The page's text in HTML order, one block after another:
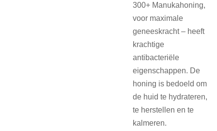
300+ Manukahoning,
voor maximale
geneeskracht – heeft
krachtige
antibacteriële
eigenschappen. De
honing is bedoeld om
de huid te hydrateren,
te herstellen en te
kalmeren.